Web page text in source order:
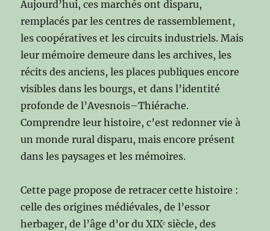
Aujourd’hui, ces marchés ont disparu,
remplacés par les centres de rassemblement,
les coopératives et les circuits industriels. Mais
leur mémoire demeure dans les archives, les
récits des anciens, les places publiques encore
visibles dans les bourgs, et dans l’identité
profonde de l’Avesnois–Thiérache.
Comprendre leur histoire, c’est redonner vie à
un monde rural disparu, mais encore présent
dans les paysages et les mémoires.
Cette page propose de retracer cette histoire :
celle des origines médiévales, de l’essor
herbager, de l’âge d’or du XIXᵉ siècle, des